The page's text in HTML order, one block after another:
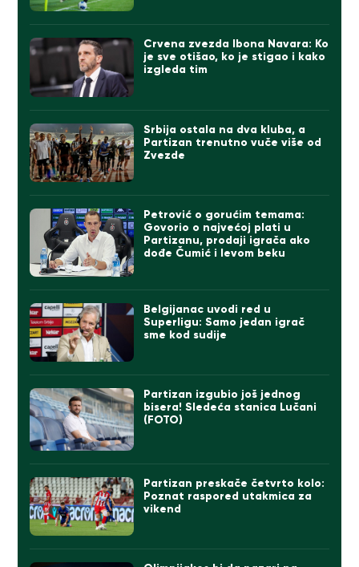
Crvena zvezda Ibona Navara: Ko
je sve otišao, ko je stigao i kako
izgleda tim
Srbija ostala na dva kluba, a
Partizan trenutno vuče više od
Zvezde
Petrović o gorućim temama:
Govorio o najvećoj plati u
Partizanu, prodaji igrača ako
dođe Čumić i levom beku
Belgijanac uvodi red u
Superligu: Samo jedan igrač
sme kod sudije
Partizan izgubio još jednog
bisera! Sledeća stanica Lučani
(FOTO)
Partizan preskače četvrto kolo:
Poznat raspored utakmica za
vikend